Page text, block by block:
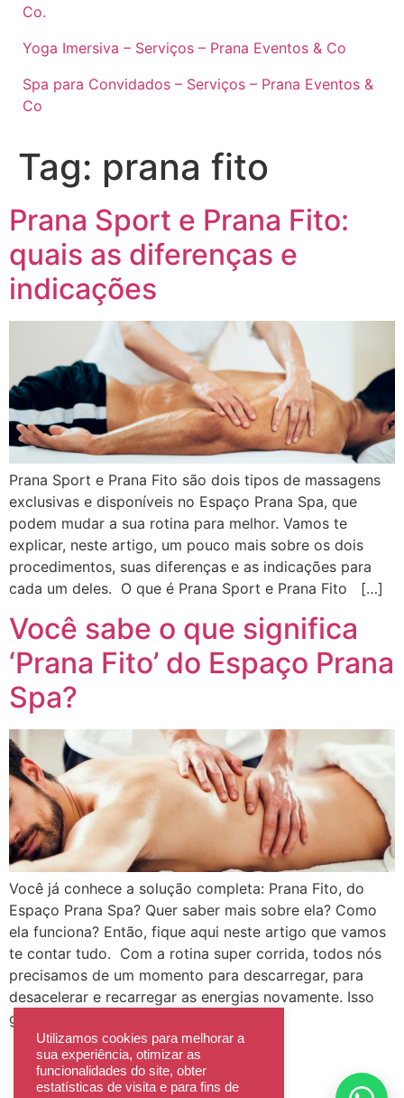
Co.
Yoga Imersiva – Serviços – Prana Eventos & Co
Spa para Convidados – Serviços – Prana Eventos &
Co
Tag: prana fito
Prana Sport e Prana Fito:
quais as diferenças e
indicações
Prana Sport e Prana Fito são dois tipos de massagens
exclusivas e disponíveis no Espaço Prana Spa, que
podem mudar a sua rotina para melhor. Vamos te
explicar, neste artigo, um pouco mais sobre os dois
procedimentos, suas diferenças e as indicações para
cada um deles. O que é Prana Sport e Prana Fito […]
Você sabe o que significa
‘Prana Fito’ do Espaço Prana
Spa?
Você já conhece a solução completa: Prana Fito, do
Espaço Prana Spa? Quer saber mais sobre ela? Como
ela funciona? Então, fique aqui neste artigo que vamos
te contar tudo. Com a rotina super corrida, todos nós
precisamos de um momento para descarregar, para
desacelerar e recarregar as energias novamente. Isso
garante que os problemas […]
Recomendações de Atendimento
Utilizamos cookies para melhorar a
sua experiência, otimizar as
funcionalidades do site, obter
estatísticas de visita e para fins de